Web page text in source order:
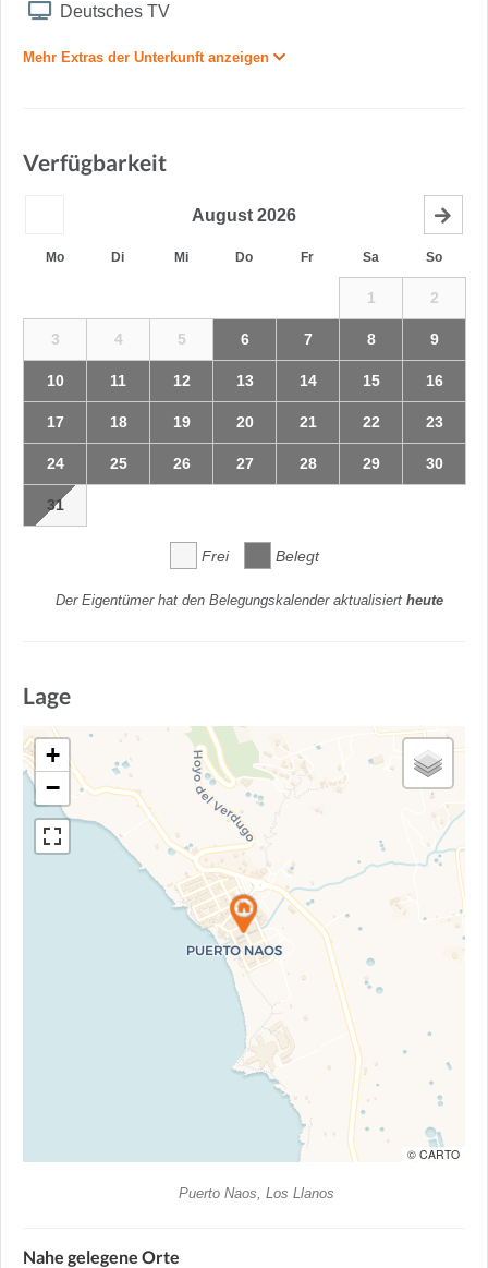
Deutsches TV
Mehr Extras der Unterkunft anzeigen
Verfügbarkeit
August 2026
Mo Di Mi Do Fr Sa So
1 2
3 4 5 6 7 8 9
10 11 12 13 14 15 16
17 18 19 20 21 22 23
24 25 26 27 28 29 30
31
Frei Belegt
Der Eigentümer hat den Belegungskalender aktualisiert heute
Lage
+
−
© CARTO
Puerto Naos, Los Llanos
Nahe gelegene Orte